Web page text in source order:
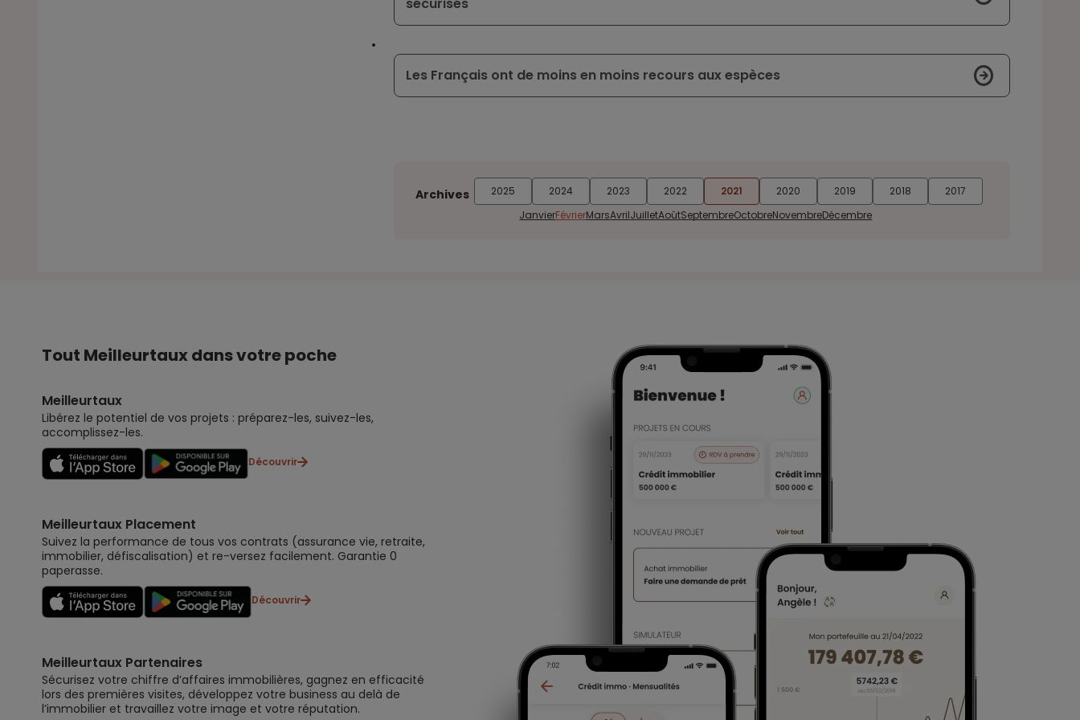
sécurisés
Les Français ont de moins en moins recours aux espèces
Archives 2025 2024 2023 2022 2021 2020 2019 2018
2017
JanvierFévrierMarsAvrilJuilletAoûtSeptembreOctobreNovembreDécembre
Tout Meilleurtaux dans votre poche
Meilleurtaux
Libérez le potentiel de vos projets : préparez-les, suivez-les,
accomplissez-les.
Découvrir
Meilleurtaux Placement
Suivez la performance de tous vos contrats (assurance vie, retraite,
immobilier, défiscalisation) et re-versez facilement. Garantie 0
paperasse.
Découvrir
Meilleurtaux Partenaires
Sécurisez votre chiffre d’affaires immobilières, gagnez en efficacité
lors des premières visites, développez votre business au delà de
l’immobilier et travaillez votre image et votre réputation.